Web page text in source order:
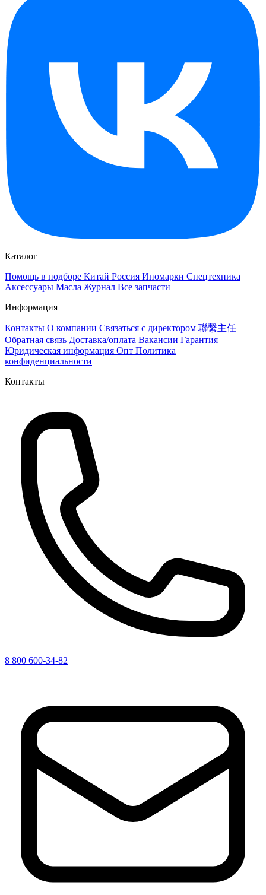
Каталог
Помощь в подборе Китай Россия Иномарки Спецтехника
Аксессуары Масла Журнал Все запчасти
Информация
Контакты О компании Связаться с директором 聯繫主任
Обратная связь Доставка/оплата Вакансии Гарантия
Юридическая информация Опт Политика
конфиденциальности
Контакты
8 800 600-34-82